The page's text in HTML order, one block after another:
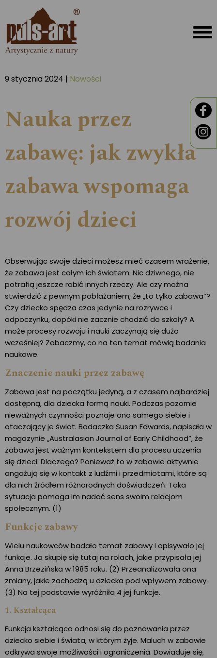
9 stycznia 2024 | Nowości
Nauka przez
zabawę: jak zwykła
zabawa wspomaga
rozwój dzieci
Obserwując swoje dzieci możesz mieć czasem wrażenie,
że zabawa jest całym ich światem. Nic dziwnego, nie
potrafią jeszcze robić innych rzeczy. Ale czy można
stwierdzić z pewnym pobłażaniem, że „to tylko zabawa”?
Czy dziecko spędza czas jedynie na rozrywce i
odpoczynku, dopóki nie zacznie chodzić do szkoły? A
może procesy rozwoju i nauki zaczynają się dużo
wcześniej? Zobaczmy, co na ten temat mówią badania
naukowe.
Znaczenie nauki przez zabawę
Zabawa jest na początku jedyną, a z czasem najbardziej
dostępną, dla dziecka formą nauki. Podczas pozornie
nieważnych czynności poznaje ono samego siebie i
otaczający je świat. Badaczka Susan Edwards, napisała w
magazynie „Australasian Journal of Early Childhood”, że
zabawa jest ważnym kontekstem dla procesu uczenia
się dzieci. Dlaczego? Ponieważ to w zabawie aktywnie
angażują się w kontakt z ludźmi i przedmiotami, które są
dla nich źródłem różnorodnych doświadczeń. Taka
sytuacja pomaga im nadać sens swoim relacjom
społecznym. (1)
Funkcje zabawy
Wielu naukowców badało temat zabawy i opisywało jej
funkcje. Ja skupię się tutaj na rolach, jakie przypisała jej
Anna Brzezińska w 1985 roku. (2) Przeanalizowała ona
zmiany, jakie zachodzą u dziecka pod wpływem zabawy.
(3) Na tej podstawie wyróżniła 4 jej funkcje.
1. Kształcąca
Funkcja kształcąca odnosi się do poznawania przez
dziecko siebie i świata, w którym żyje. Maluch w zabawie
odkrywa swoje możliwości i ograniczenia. Dowiaduje się,